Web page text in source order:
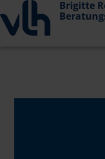
Brigitte